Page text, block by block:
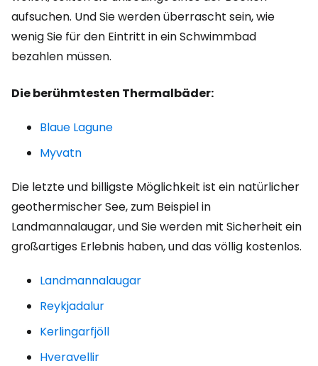
aufsuchen. Und Sie werden überrascht sein, wie
wenig Sie für den Eintritt in ein Schwimmbad
bezahlen müssen.
Die berühmtesten Thermalbäder:
Blaue Lagune
Myvatn
Die letzte und billigste Möglichkeit ist ein natürlicher
geothermischer See, zum Beispiel in
Landmannalaugar, und Sie werden mit Sicherheit ein
großartiges Erlebnis haben, und das völlig kostenlos.
Landmannalaugar
Reykjadalur
Kerlingarfjöll
Hveravellir